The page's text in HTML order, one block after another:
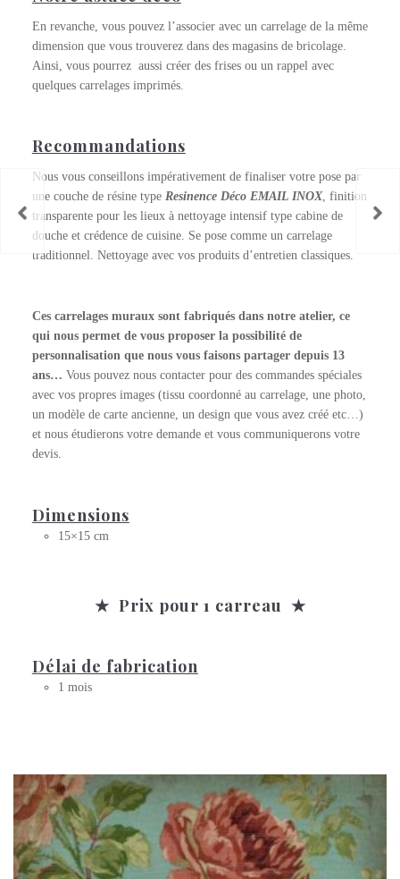
En revanche, vous pouvez l’associer avec un carrelage de la même
dimension que vous trouverez dans des magasins de bricolage.
Ainsi, vous pourrez aussi créer des frises ou un rappel avec
quelques carrelages imprimés.
Recommandations
Nous vous conseillons impérativement de finaliser votre pose par
une couche de résine type Resinence Déco EMAIL INOX, finition
transparente pour les lieux à nettoyage intensif type cabine de
douche et crédence de cuisine. Se pose comme un carrelage
traditionnel. Nettoyage avec vos produits d’entretien classiques.
Ces carrelages muraux sont fabriqués dans notre atelier, ce
qui nous permet de vous proposer la possibilité de
personnalisation que nous vous faisons partager depuis 13
ans… Vous pouvez nous contacter pour des commandes spéciales
avec vos propres images (tissu coordonné au carrelage, une photo,
un modèle de carte ancienne, un design que vous avez créé etc…)
et nous étudierons votre demande et vous communiquerons votre
devis.
Dimensions
15×15 cm
★ Prix pour 1 carreau ★
Délai de fabrication
1 mois